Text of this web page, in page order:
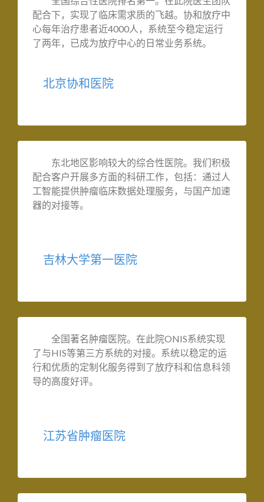
配合下，实现了临床需求质的飞越。协和放疗中
心每年治疗患者近4000人，系统至今稳定运行
了两年，已成为放疗中心的日常业务系统。
北京协和医院
东北地区影响较大的综合性医院。我们积极
配合客户开展多方面的科研工作，包括：通过人
工智能提供肿瘤临床数据处理服务，与国产加速
器的对接等。
吉林大学第一医院
全国著名肿瘤医院。在此院ONIS系统实现
了与HIS等第三方系统的对接。系统以稳定的运
行和优质的定制化服务得到了放疗科和信息科领
导的高度好评。
江苏省肿瘤医院